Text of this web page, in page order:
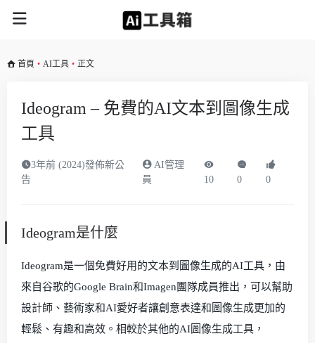
首頁 • AI工具 • 正文
Ideogram – 免費的AI文本到圖像生成
工具
3年前 (2024)發佈新公
告
AI管理
員
10 0 0
Ideogram是什麼
Ideogram是一個免費好用的文本到圖像生成的AI工具，由
來自谷歌的Google Brain和Imagen團隊成員推出，可以幫助
設計師、藝術家和AI愛好者讓創意表達和圖像生成更加的
輕鬆、有趣和高效。相較於其他的AI圖像生成工具，